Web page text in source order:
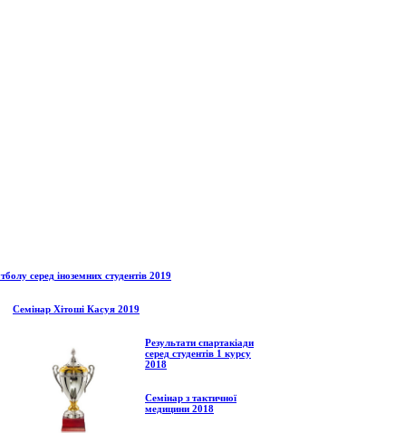
серед іноземних студентів 2019
Семінар Хітоші Касуя 2019
Результати спартакіади
серед студентів 1 курсу
2018
Семінар з тактичної
медицини 2018